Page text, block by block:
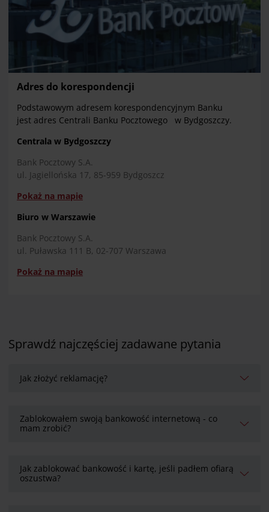
Adres do korespondencji
Podstawowym adresem korespondencyjnym Banku
jest adres Centrali Banku Pocztowego w Bydgoszczy.
Centrala w Bydgoszczy
Bank Pocztowy S.A.
ul. Jagiellońska 17, 85-959 Bydgoszcz
Pokaż na mapie
Biuro w Warszawie
Bank Pocztowy S.A.
ul. Puławska 111 B, 02-707 Warszawa
Pokaż na mapie
Sprawdź najczęściej zadawane pytania
Jak złożyć reklamację?
Zablokowałem swoją bankowość internetową - co
mam zrobić?
Jak zablokować bankowość i kartę, jeśli padłem ofiarą
oszustwa?